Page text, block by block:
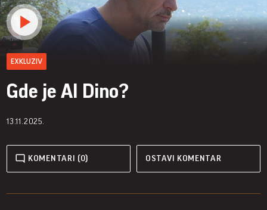
EXKLUZIV
Gde je Al Dino?
13.11.2025.
KOMENTARI (0) OSTAVI KOMENTAR